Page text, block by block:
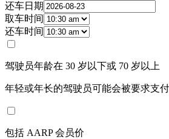
还车日期
取车时间
还车时间
驾驶员年龄在 30 岁以下或 70 岁以上
年轻或年长的驾驶员可能会被要求支付
包括 AARP 会员价